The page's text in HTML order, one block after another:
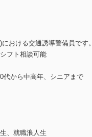
おける交通誘導警備員です。
フト相談可能
代から中高年、シニアまで
、就職浪人生